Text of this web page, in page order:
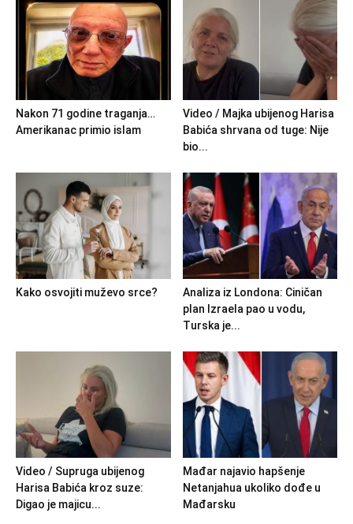
Nakon 71 godine traganja…
Amerikanac primio islam
Video / Majka ubijenog Harisa
Babića shrvana od tuge: Nije
bio...
Kako osvojiti muževo srce?
Analiza iz Londona: Ciničan
plan Izraela pao u vodu,
Turska je...
Video / Supruga ubijenog
Harisa Babića kroz suze:
Digao je majicu...
Mađar najavio hapšenje
Netanjahua ukoliko dođe u
Mađarsku